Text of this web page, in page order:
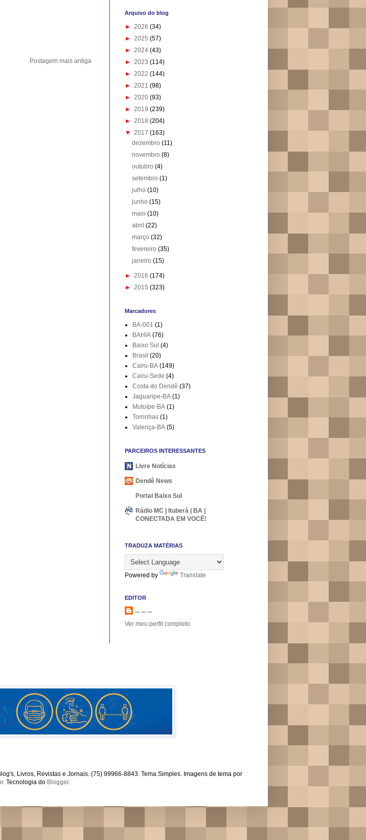
Postagem mais antiga
Arquivo do blog
► 2026 (34)
► 2025 (57)
► 2024 (43)
► 2023 (114)
► 2022 (144)
► 2021 (98)
► 2020 (93)
► 2019 (239)
► 2018 (204)
▼ 2017 (163)
dezembro(11)
novembro(8)
outubro(4)
setembro(1)
julho(10)
junho(15)
maio(10)
abril(22)
março(32)
fevereiro(35)
janeiro(15)
► 2016 (174)
► 2015 (323)
Marcadores
BA-001 (1)
BAHIA (76)
Baixo Sul (4)
Brasil (20)
Cairu-BA (149)
Cairu-Sede (4)
Costa do Dendê (37)
Jaguaripe-BA (1)
Mutuípe-BA (1)
Torrinhas (1)
Valença-BA (5)
PARCEIROS INTERESSANTES
Livre Notícias
Dendê News
Portal Baixo Sul
Rádio MC | Ituberá | BA |
CONECTADA EM VOCÊ!
TRADUZA MATÉRIAS
Powered by Translate
EDITOR
... ... ...
Ver meu perfil completo
Livros, Revistas e Jornais. (75) 99966-8843. Tema Simples. Imagens de tema por
. Tecnologia do Blogger.